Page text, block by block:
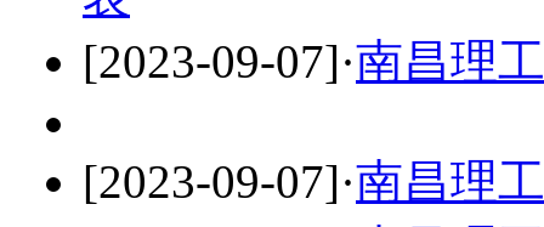
[2023-09-07]·南昌理
[2023-09-07]·南昌理